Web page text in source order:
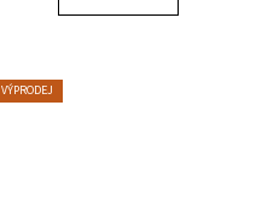
VÝPRODEJ